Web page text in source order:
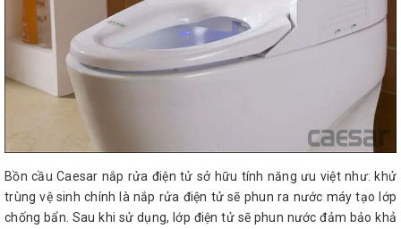
Bồn cầu Caesar nắp rửa điện tử sở hữu tính năng ưu việt như: khử
trùng vệ sinh chính là nắp rửa điện tử sẽ phun ra nước máy tạo lớp
chống bẩn. Sau khi sử dụng, lớp điện tử sẽ phun nước đảm bảo khả